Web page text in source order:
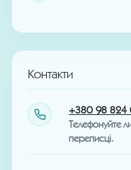
Контакти
+380 98 824
Телефонуйте
переписці.